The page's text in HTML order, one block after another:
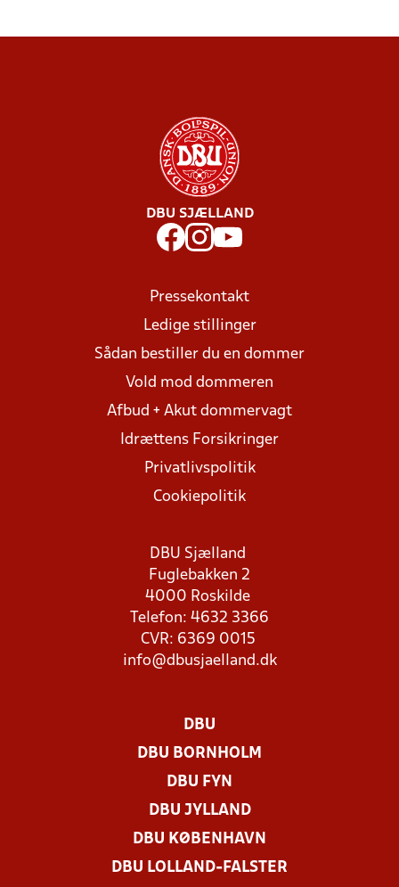
DBU SJÆLLAND
Pressekontakt
Ledige stillinger
Sådan bestiller du en dommer
Vold mod dommeren
Afbud + Akut dommervagt
Idrættens Forsikringer
Privatlivspolitik
Cookiepolitik
DBU Sjælland
Fuglebakken 2
4000 Roskilde
Telefon: 4632 3366
CVR: 6369 0015
info@dbusjaelland.dk
DBU
DBU BORNHOLM
DBU FYN
DBU JYLLAND
DBU KØBENHAVN
DBU LOLLAND-FALSTER